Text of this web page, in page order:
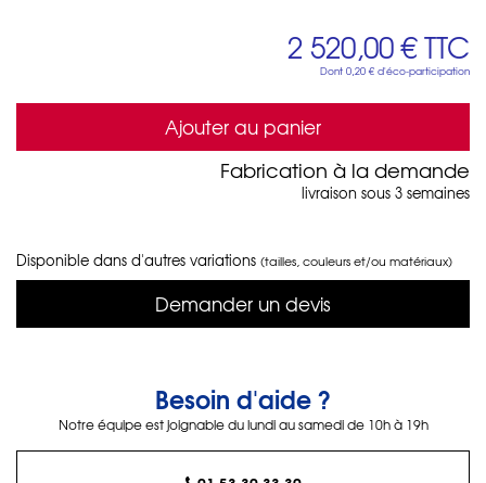
2 520,00 €TTC
Dont 0,20 € d'éco-participation
Ajouter au panier
Fabrication à la demande
livraison sous 3 semaines
Disponible dans d'autres variations (tailles, couleurs et/ou matériaux)
Demander un devis
Besoin d'aide ?
Notre équipe est joignable du lundi au samedi de 10h à 19h